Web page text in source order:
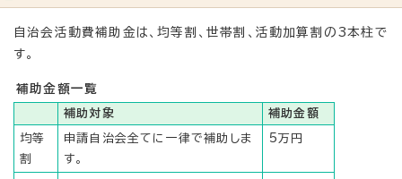
自治会活動費補助金は、均等割、世帯割、活動加算割の3本柱で
す。
補助金額一覧
補助対象 補助金額
均等
割
申請自治会全てに一律で補助しま
す。
5万円